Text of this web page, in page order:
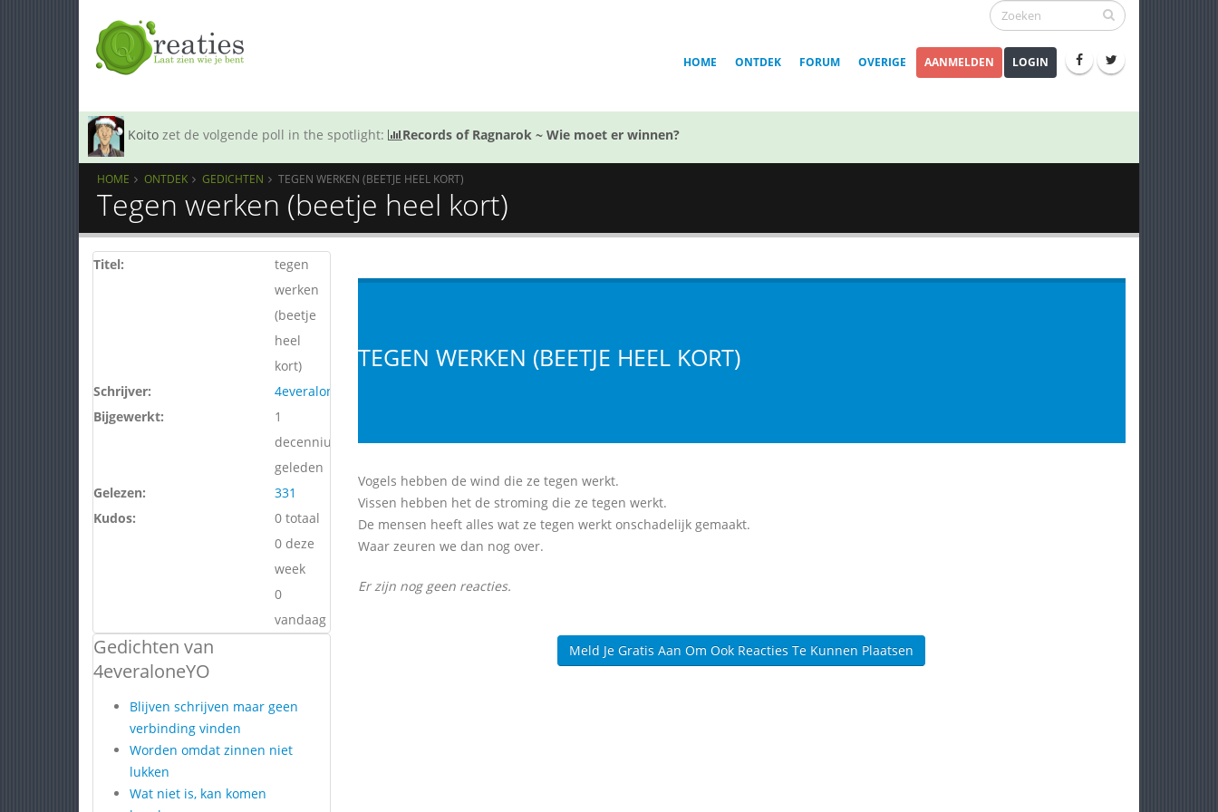
HOME ONTDEK FORUM OVERIGE AANMELDEN LOGIN
Koito zet de volgende poll in the spotlight: Records of Ragnarok ~ Wie moet er winnen?
HOME ONTDEK GEDICHTEN TEGEN WERKEN (BEETJE HEEL KORT)
Tegen werken (beetje heel kort)
Titel:
tegen
werken
(beetje
heel
kort)
Schrijver:
4everaloneYO
Bijgewerkt:
1
decennium
geleden
Gelezen:
331
Kudos:
0 totaal
0 deze
week
0
vandaag
Gedichten van
4everaloneYO
Blijven schrijven maar geen
verbinding vinden
Worden omdat zinnen niet
lukken
Wat niet is, kan komen
TEGEN WERKEN (BEETJE HEEL KORT)
Vogels hebben de wind die ze tegen werkt.
Vissen hebben het de stroming die ze tegen werkt.
De mensen heeft alles wat ze tegen werkt onschadelijk gemaakt.
Waar zeuren we dan nog over.
Er zijn nog geen reacties.
Meld Je Gratis Aan Om Ook Reacties Te Kunnen Plaatsen